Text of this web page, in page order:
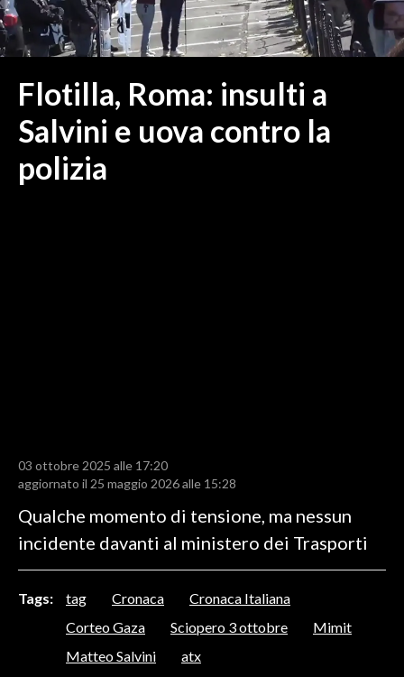
NUORO E PROVINCIA
OGLIASTRA
ITALIA
MONDO
RISULTATI E CLASSIFICHE
CALCIO REGIONALE
BASKET
MOTORI
ALTRI SPORT
Flotilla, Roma: insulti a
Salvini e uova contro la
polizia
03 ottobre 2025 alle 17:20
aggiornato il 25 maggio 2026 alle 15:28
Qualche momento di tensione, ma nessun
incidente davanti al ministero dei Trasporti
Tags: tag Cronaca
Cronaca Italiana
Corteo Gaza
Sciopero 3 ottobre
Mimit
Matteo Salvini
atx